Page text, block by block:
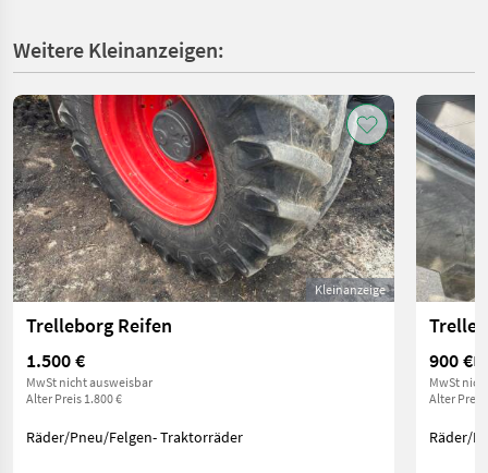
Weitere Kleinanzeigen:
Kleinanzeige
Trelleborg Reifen
1.500 €
MwSt nicht ausweisbar
Alter Preis 1.800 €
Räder/Pneu/Felgen- Traktorräder
900 €
MwSt
Alter Preis
Räder/